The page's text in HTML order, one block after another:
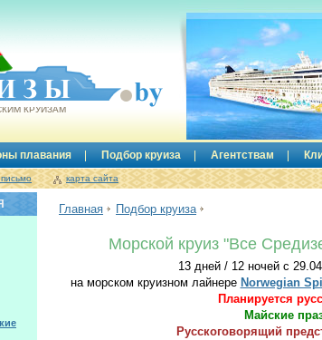
КРУИЗАМ
плавания Подбор круиза Агентствам
карта сайта
Главная Подбор круиза
Морской круиз "Все
13 дней / 12 ночей с
на морском круизном лайнере Norwegian
Планируется
Майские
Русскоговорящий